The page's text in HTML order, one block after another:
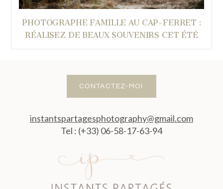
PHOTOGRAPHE FAMILLE AU CAP-FERRET :
RÉALISEZ DE BEAUX SOUVENIRS CET ÉTÉ
CONTACTEZ-MOI
instantspartagesphotography@gmail.com
Tel : (+33) 06-58-17-63-94